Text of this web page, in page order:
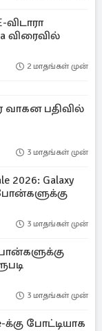
விடாரா
விரைவில்
2 மாதங்கள் முன்
வாகன பதிவில்
3 மாதங்கள் முன்
2026: Galaxy
போன்களுக்கு
3 மாதங்கள் முன்
3 மாதங்கள் முன்
க்கு போட்டியாக